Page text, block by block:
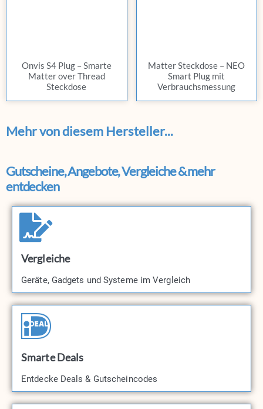
Onvis S4 Plug – Smarte
Matter over Thread
Steckdose
Matter Steckdose – NEO
Smart Plug mit
Verbrauchsmessung
Mehr von diesem Hersteller...
Gutscheine, Angebote, Vergleiche & mehr
entdecken
Vergleiche
Geräte, Gadgets und Systeme im Vergleich
Smarte Deals
Entdecke Deals & Gutscheincodes​